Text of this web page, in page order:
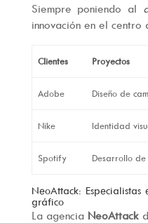
Siempre poniendo al
innovación en el centro
Clientes Proyectos
Adobe Diseño de
Nike Identidad
Spotify Desarrollo de
NeoAttack:
gráfico
La agencia NeoAttack